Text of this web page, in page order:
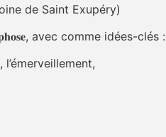
de Saint Exupéry)
avec comme idées-clés :